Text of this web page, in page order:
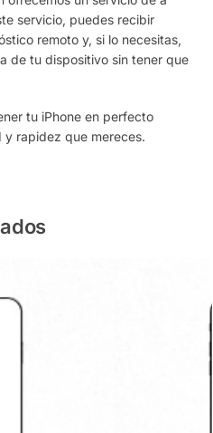
servicio, puedes recibir
remoto y, si lo necesitas,
de tu dispositivo sin tener que
tu iPhone en perfecto
rapidez que mereces.